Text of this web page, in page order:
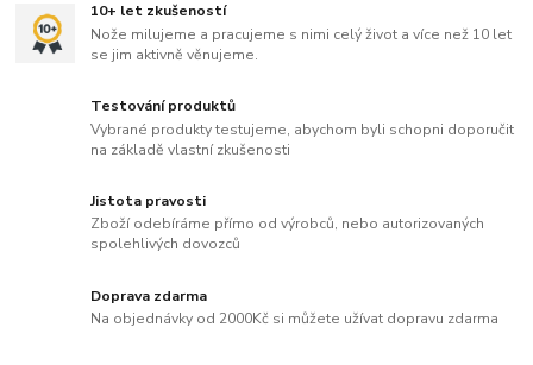
10+ let zkušeností
Nože milujeme a pracujeme s nimi celý život a více než 10 let
se jim aktivně věnujeme.
Testování produktů
Vybrané produkty testujeme, abychom byli schopni doporučit
na základě vlastní zkušenosti
Jistota pravosti
Zboží odebíráme přímo od výrobců, nebo autorizovaných
spolehlivých dovozců
Doprava zdarma
Na objednávky od 2000Kč si můžete užívat dopravu zdarma